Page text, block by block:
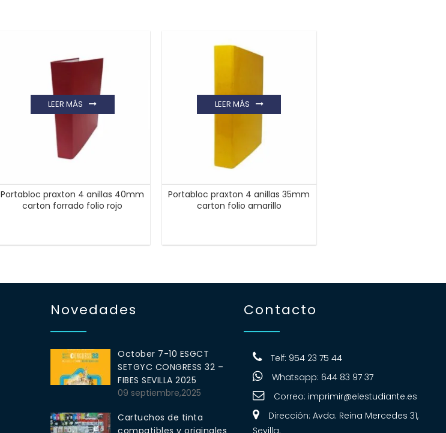
Portabloc praxton 4 anillas 40mm
carton forrado folio rojo
LEER MÁS
Portabloc praxton 4 anillas 35mm
carton folio amarillo
LEER MÁS
Novedades
October 7-10 ESGCT
SETGYC CONGRESS 32 –
FIBES SEVILLA 2025
09 septiembre,2025
Cartuchos de tinta
Contacto
Telf: 954 23 75 44
Whatsapp: 644 83 97 37
Correo: imprimir@elestudiante.es
Dirección: Avda. Reina Mercedes 31,